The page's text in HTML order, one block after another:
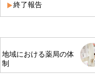
終了報告
地域における薬局の体
制